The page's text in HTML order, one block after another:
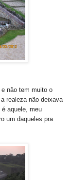
não tem muito o
realeza não deixava
aquele, meu
um daqueles pra